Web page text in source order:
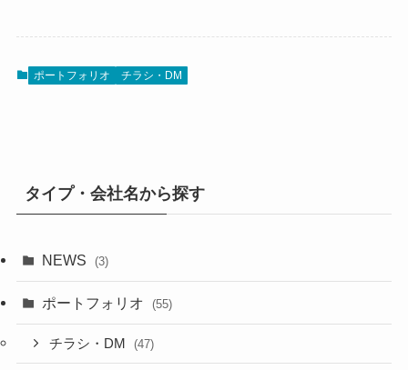
ポートフォリオ チラシ・DM
タイプ・会社名から探す
NEWS (3)
ポートフォリオ (55)
チラシ・DM (47)